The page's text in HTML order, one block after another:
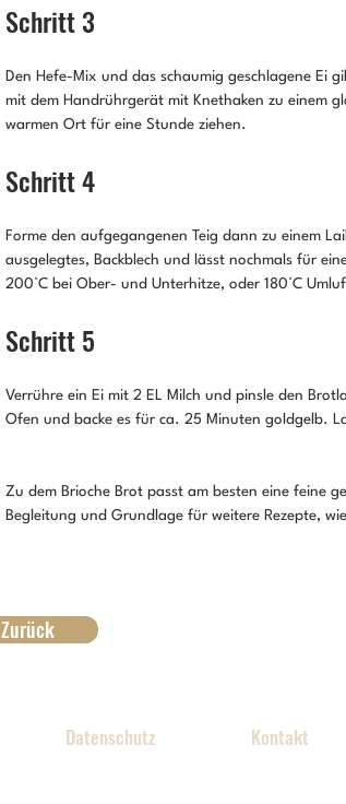
Schritt 3
Den Hefe-Mix und das schaumig geschlagene Ei
mit dem Handrührgerät mit Knethaken zu einem
warmen Ort für eine Stunde ziehen.
Schritt 4
Forme den aufgegangenen Teig dann zu einem
ausgelegtes, Backblech und lässt nochmals für
200°C bei Ober- und Unterhitze, oder 180°C
Schritt 5
Verrühre ein Ei mit 2 EL Milch und pinsle den
Ofen und backe es für ca. 25 Minuten goldgelb.
Zu dem Brioche Brot passt am besten eine feine
Begleitung und Grundlage für weitere Rezepte,
Zurück
Datenschutz Kontakt